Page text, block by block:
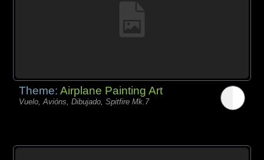
Theme:Airplane Painting Art
Vuelo, Avións, Dibujado, Spitfire Mk.7